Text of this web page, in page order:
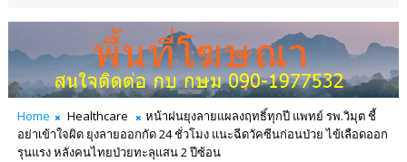
Home Healthcare
หน้าฝนยุงลายแผลงฤทธิ์ทุกปี แพทย์ รพ.วิมุต ชี้
อย่าเข้าใจผิด ยุงลายออกกัด 24 ชั่วโมง แนะฉีดวัคซีนก่อนป่วย ไข้เลือดออก
รุนแรง หลังคนไทยป่วยทะลุแสน 2 ปีซ้อน